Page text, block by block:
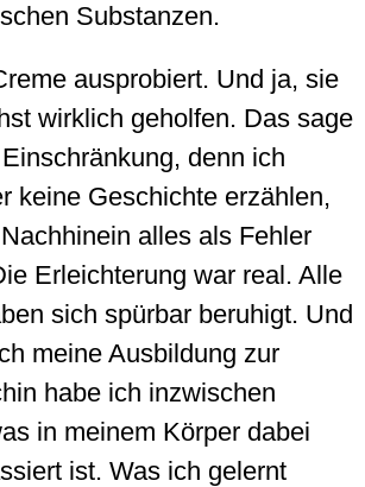
Substanzen.
ausprobiert. Und ja, sie
wirklich geholfen. Das sage
denn ich
keine Geschichte erzählen,
alles als Fehler
Erleichterung war real. Alle
sich spürbar beruhigt. Und
meine Ausbildung zur
habe ich inzwischen
in meinem Körper dabei
ist. Was ich gelernt